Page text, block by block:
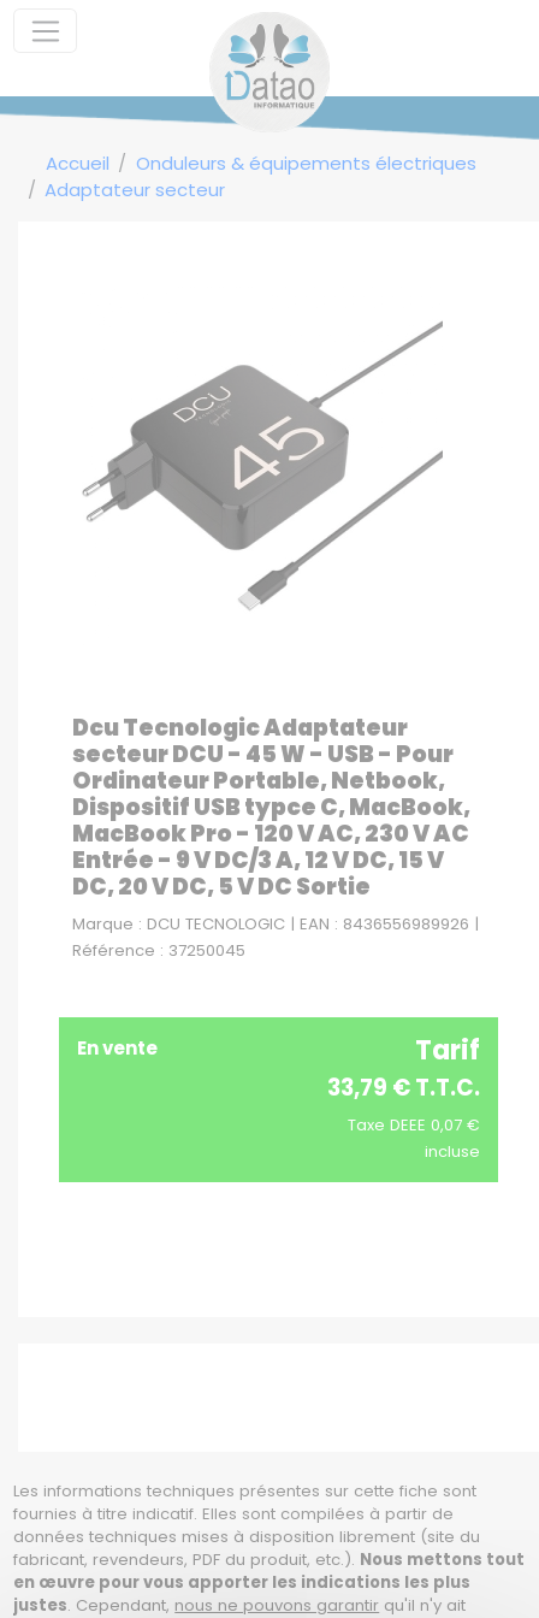
Accueil
Onduleurs & équipements électriques
Adaptateur secteur
Dcu Tecnologic Adaptateur
secteur DCU - 45 W - USB - Pour
Ordinateur Portable, Netbook,
Dispositif USB typce C, MacBook,
MacBook Pro - 120 V AC, 230 V AC
Entrée - 9 V DC/3 A, 12 V DC, 15 V
DC, 20 V DC, 5 V DC Sortie
Marque : DCU TECNOLOGIC | EAN : 8436556989926 |
Référence : 37250045
En vente Tarif
33,79 € T.T.C.
Taxe DEEE 0,07 €
incluse
Les informations techniques présentes sur cette fiche sont
fournies à titre indicatif. Elles sont compilées à partir de
données techniques mises à disposition librement (site du
fabricant, revendeurs, PDF du produit, etc.). Nous mettons tout
en œuvre pour vous apporter les indications les plus
justes. Cependant, nous ne pouvons garantir qu'il n'y ait
Panneau de gestion des cookies